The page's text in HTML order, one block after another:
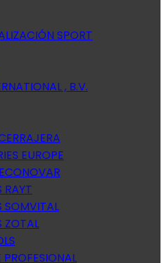
SPORT
, B.V.
EUROPE
RAYT
SOMVITAL
ZOTAL